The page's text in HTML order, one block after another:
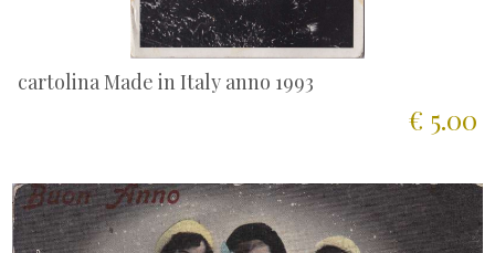
cartolina Made in Italy anno 1993
€ 5.00